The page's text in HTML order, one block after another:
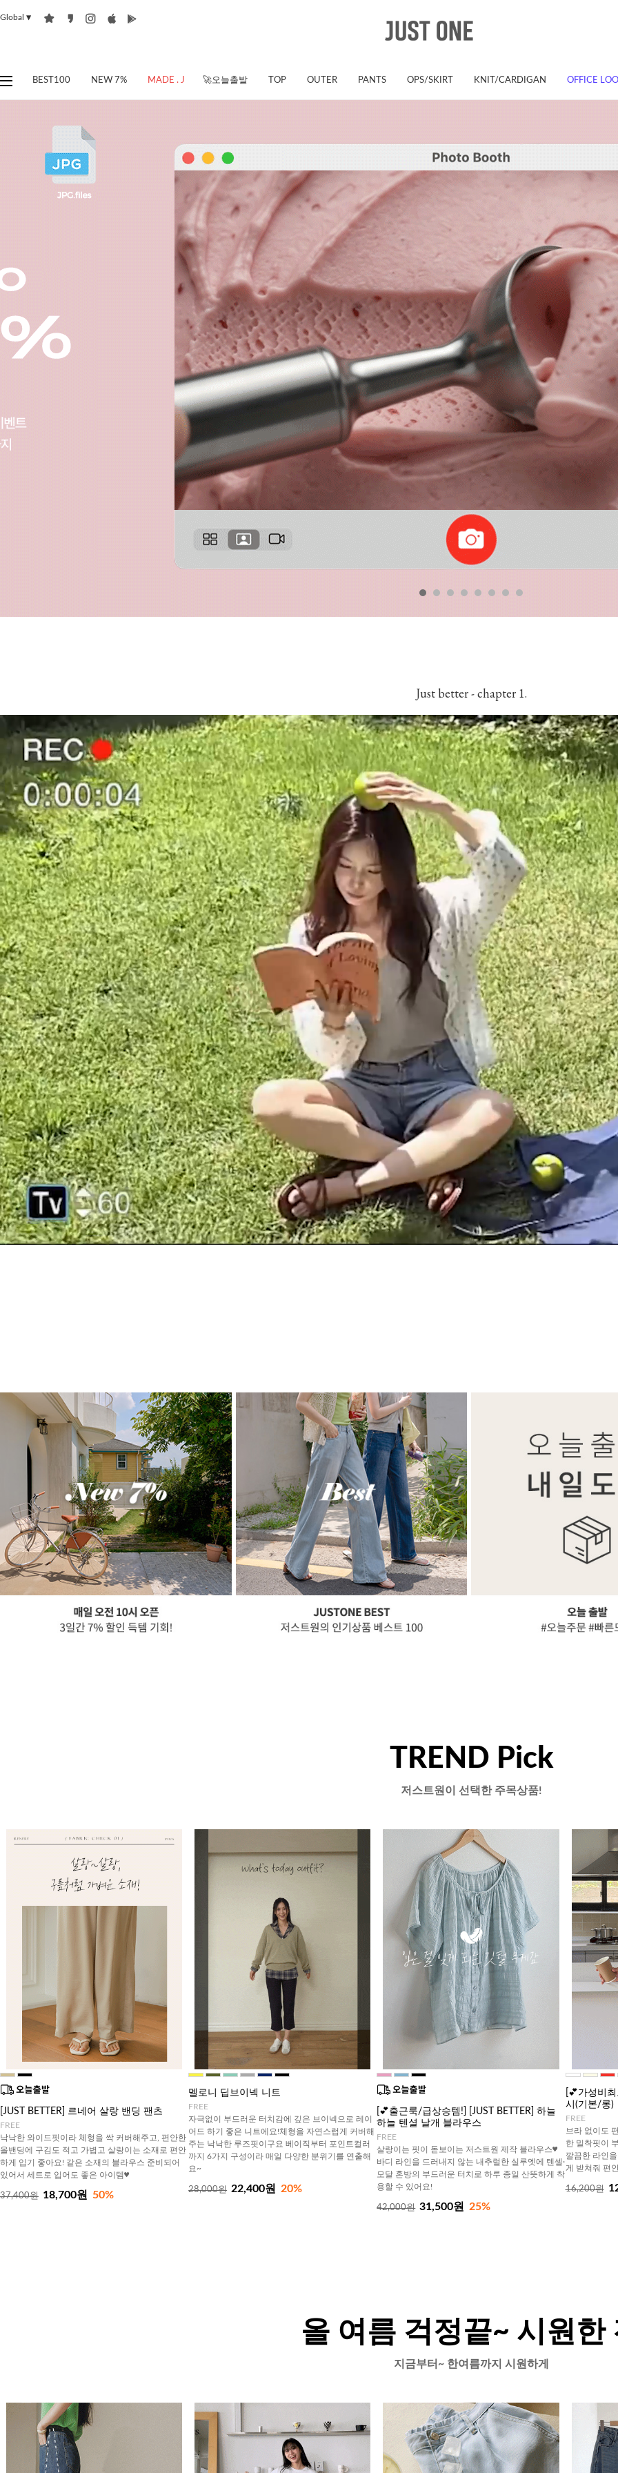
Global ▼
BEST100 NEW 7% MADE . J 🚀오늘출발 TOP OUTER PANTS OPS/SKIRT KNIT/CARDIGAN OFFICE
Just better - chapter 1.
TREND Pick
저스트원이 선택한 주목상품!
[JUST BETTER] 르네어 살랑 밴딩 팬츠
FREE
낙낙한 와이드핏이라 체형을 싹 커버해주고, 편안한
올밴딩에 구김도 적고 가볍고 살랑이는 소재로 편안
하게 입기 좋아요! 같은 소재의 블라우스 준비되어
있어서 세트로 입어도 좋은 아이템♥
37,400원 18,700원 50%
멜로니 딥브이넥 니트
FREE
자극없이 부드러운 터치감에 깊은 브이넥으로 레이
어드 하기 좋은 니트에요!체형을 자연스럽게 커버해
주는 낙낙한 루즈핏이구요 베이직부터 포인트컬러
까지 6가지 구성이라 매일 다양한 분위기를 연출해
요~
28,000원 22,400원 20%
[💕출근룩/급상승템!] [JUST BETTER] 하늘
하늘 텐셜 날개 블라우스
FREE
살랑이는 핏이 돋보이는 저스트원 제작 블라우스♥
바디 라인을 드러내지 않는 내추럴한 실루엣에 텐셀·
모달 혼방의 부드러운 터치로 하루 종일 산뜻하게 착
용할 수 있어요!
42,000원 31,500원 25%
[💕가성비
시(기본/롱)
FREE
브라 없이도
한 밀착핏이
깔끔한 라인
게 받쳐줘 편
16,200원
올 여름 걱정끝~ 시원한
지금부터~ 한여름까지 시원하게